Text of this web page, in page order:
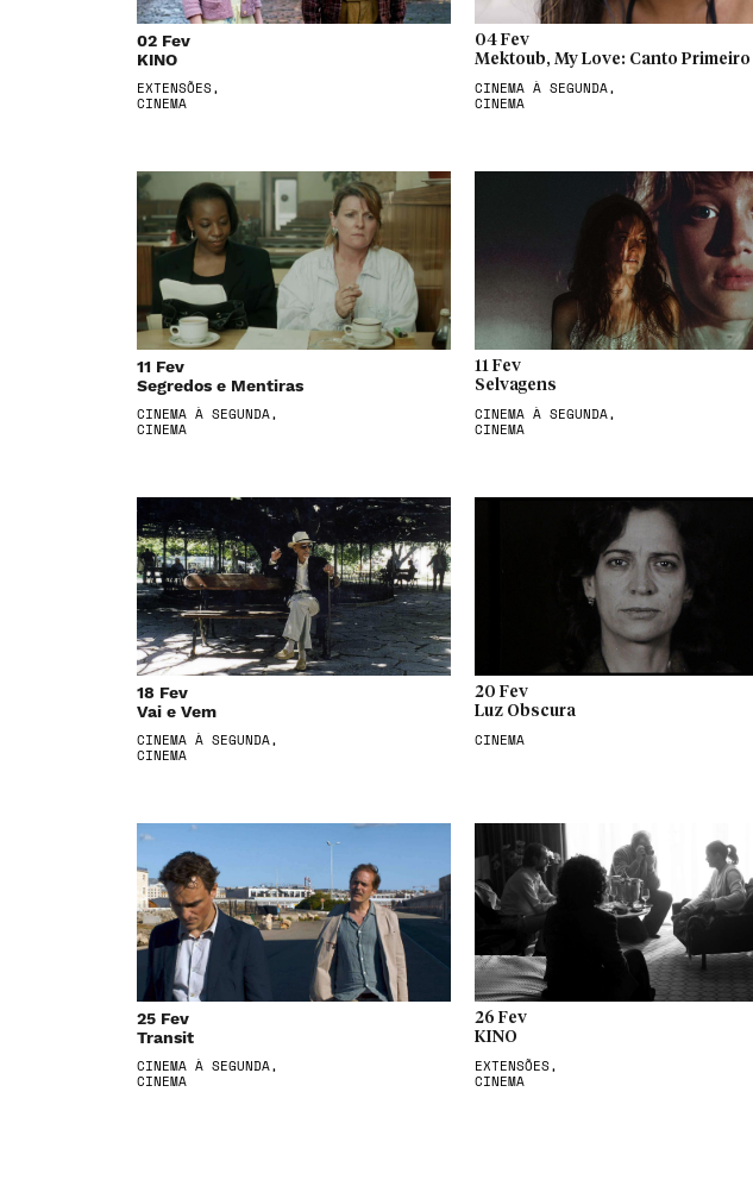
02 Fev
KINO
EXTENSÕES,
CINEMA
04 Fev
Mektoub, My Love: Canto Primeiro
CINEMA À SEGUNDA,
CINEMA
11 Fev
Segredos e Mentiras
CINEMA À SEGUNDA,
CINEMA
11 Fev
Selvagens
CINEMA À SEGUNDA,
CINEMA
18 Fev
Vai e Vem
CINEMA À SEGUNDA,
CINEMA
20 Fev
Luz Obscura
CINEMA
25 Fev
Transit
CINEMA À SEGUNDA,
CINEMA
26 Fev
KINO
EXTENSÕES,
CINEMA